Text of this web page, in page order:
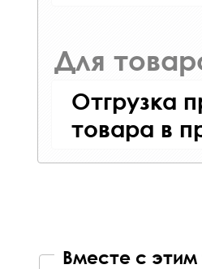
Для
Отгрузка
товара в
Вместе с